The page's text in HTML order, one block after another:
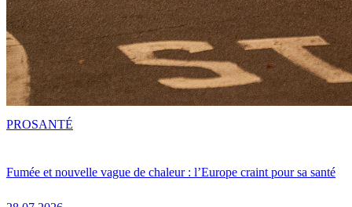
Fumée et nouvelle vague de chaleur : l’Europe craint pour sa santé
PROSANTÉ